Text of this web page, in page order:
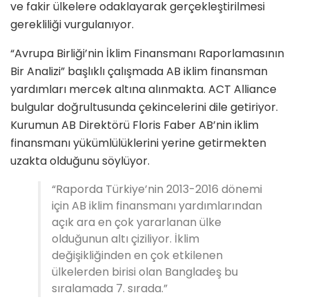
ve fakir ülkelere odaklayarak gerçekleştirilmesi
gerekliliği vurgulanıyor.
“Avrupa Birliği’nin İklim Finansmanı Raporlamasının
Bir Analizi” başlıklı çalışmada AB iklim finansman
yardımları mercek altına alınmakta. ACT Alliance
bulgular doğrultusunda çekincelerini dile getiriyor.
Kurumun AB Direktörü Floris Faber AB’nin iklim
finansmanı yükümlülüklerini yerine getirmekten
uzakta olduğunu söylüyor.
“Raporda Türkiye’nin 2013-2016 dönemi
için AB iklim finansmanı yardımlarından
açık ara en çok yararlanan ülke
olduğunun altı çiziliyor. İklim
değişikliğinden en çok etkilenen
ülkelerden birisi olan Bangladeş bu
sıralamada 7. sırada.”